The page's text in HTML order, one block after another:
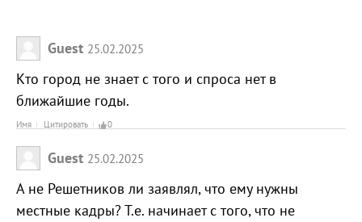
Guest 25.02.2025
Кто город не знает с того и спроса нет в
ближайшие годы.
Имя Цитировать 0
Guest 25.02.2025
А не Решетников ли заявлял, что ему нужны
местные кадры? Т.е. начинает с того, что не